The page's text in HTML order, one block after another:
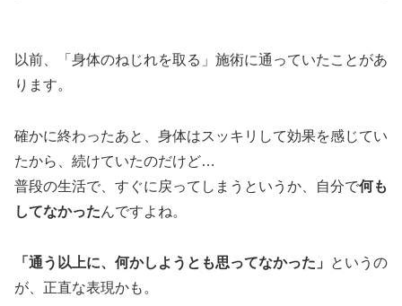
以前、「身体のねじれを取る」施術に通っていたことがあ
ります。
確かに終わったあと、身体はスッキリして効果を感じてい
たから、続けていたのだけど…
普段の生活で、すぐに戻ってしまうというか、自分で何も
してなかったんですよね。
「通う以上に、何かしようとも思ってなかった」
というの
が、正直な表現かも。